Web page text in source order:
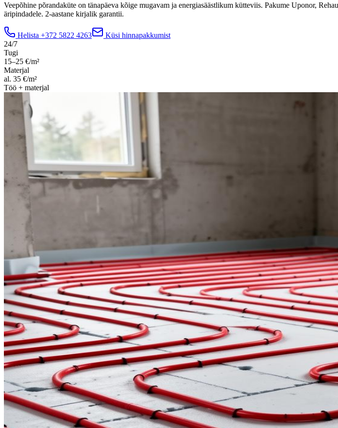
Veepõhine põrandaküte on tänapäeva kõige mugavam ja energiasäästlikum kütteviis. Pakume Uponor,
äripindadele. 2-aastane kirjalik garantii.
Helista +372 5822 4263
Küsi hinnapakkumist
24/7
Tugi
15–25 €/m²
Materjal
al. 35 €/m²
Töö + materjal